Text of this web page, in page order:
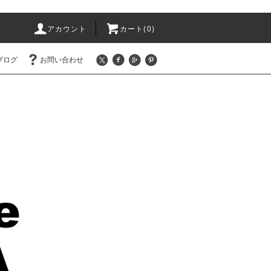
アカウント カート(0)
ログ お問い合わせ